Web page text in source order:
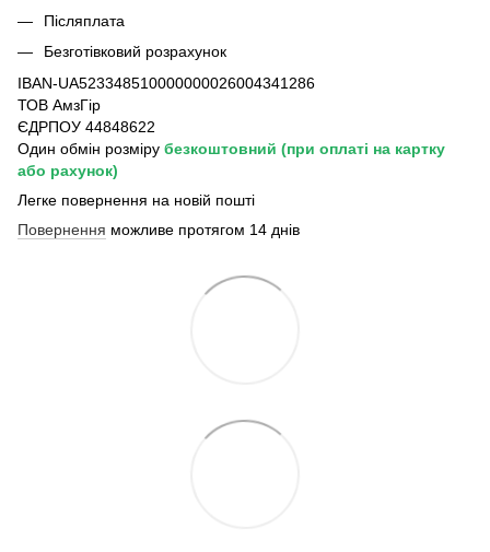
Післяплата
Безготівковий розрахунок
IBAN-UA523348510000000026004341286
ТОВ АмзГір
ЄДРПОУ 44848622
Один обмін розміру безкоштовний (при оплаті на картку
або рахунок)
Легке повернення на новій пошті
Повернення можливе протягом 14 днів